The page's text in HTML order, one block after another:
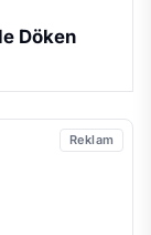
Döken
Reklam